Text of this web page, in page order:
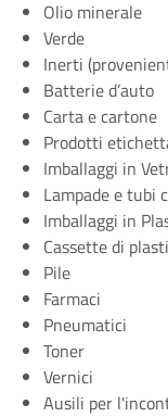
Olio minerale
Verde
Inerti
Batterie d’auto
Carta e cartone
Prodotti
Imballaggi in
Lampade e tubi
Imballaggi in
Cassette di
Pile
Farmaci
Pneumatici
Toner
Vernici
Ausili per